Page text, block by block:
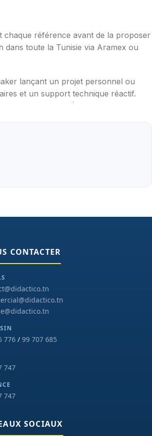
chaque référence avant de la proposer
toute la Tunisie via Aramex ou
lançant un projet personnel ou
et un support technique réactif.
WiFi, LoRa, GSM), robotique
CONTACTER
776/ 99 707 685
747
747
SOCIAUX